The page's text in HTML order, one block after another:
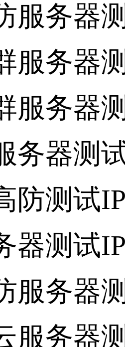
服务器
服务器
服务器
务器测
防测试
器测试
服务器
服务器